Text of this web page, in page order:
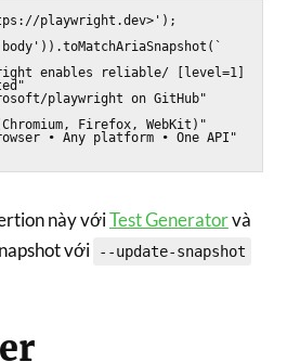
playwright.dev>');
này vớiTest Generatorvà
với
--update-snapshot